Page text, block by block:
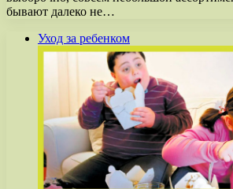
бывают далеко не…
Уход за ребенком